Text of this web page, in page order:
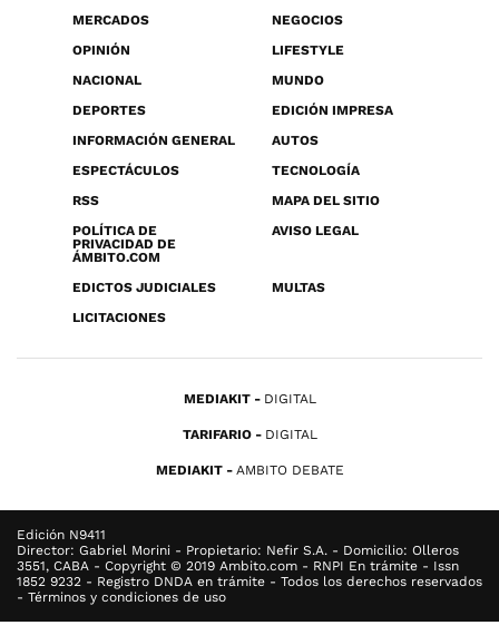
MERCADOS
NEGOCIOS
OPINIÓN
LIFESTYLE
NACIONAL
MUNDO
DEPORTES
EDICIÓN IMPRESA
INFORMACIÓN GENERAL
AUTOS
ESPECTÁCULOS
TECNOLOGÍA
RSS
MAPA DEL SITIO
POLÍTICA DE
PRIVACIDAD DE
ÁMBITO.COM
AVISO LEGAL
EDICTOS JUDICIALES
MULTAS
LICITACIONES
MEDIAKIT DIGITAL
TARIFARIO DIGITAL
MEDIAKIT AMBITO DEBATE
Edición N9411
Director: Gabriel Morini - Propietario: Nefir S.A. - Domicilio: Olleros
3551, CABA - Copyright © 2019 Ambito.com - RNPI En trámite - Issn
1852 9232 - Registro DNDA en trámite - Todos los derechos reservados
- Términos y condiciones de uso